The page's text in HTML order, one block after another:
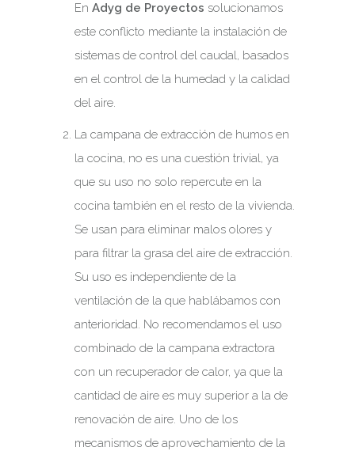
En Adyg de Proyectos solucionamos
este conflicto mediante la instalación de
sistemas de control del caudal, basados
en el control de la humedad y la calidad
del aire.
La campana de extracción de humos en
la cocina, no es una cuestión trivial, ya
que su uso no solo repercute en la
cocina también en el resto de la vivienda.
Se usan para eliminar malos olores y
para filtrar la grasa del aire de extracción.
Su uso es independiente de la
ventilación de la que hablábamos con
anterioridad. No recomendamos el uso
combinado de la campana extractora
con un recuperador de calor, ya que la
cantidad de aire es muy superior a la de
renovación de aire. Uno de los
mecanismos de aprovechamiento de la